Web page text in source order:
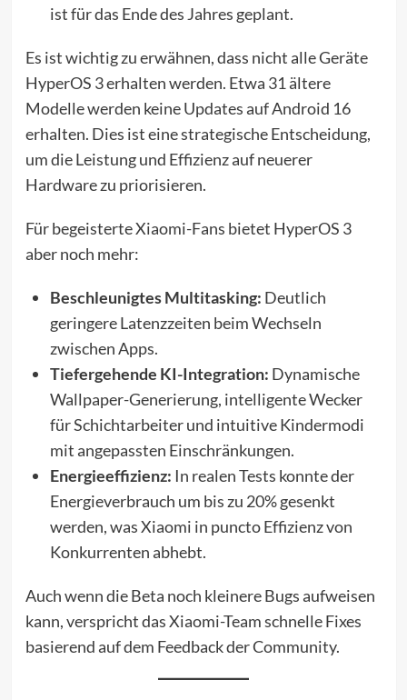
ist für das Ende des Jahres geplant.
Es ist wichtig zu erwähnen, dass nicht alle Geräte
HyperOS 3 erhalten werden. Etwa 31 ältere
Modelle werden keine Updates auf Android 16
erhalten. Dies ist eine strategische Entscheidung,
um die Leistung und Effizienz auf neuerer
Hardware zu priorisieren.
Für begeisterte Xiaomi-Fans bietet HyperOS 3
aber noch mehr:
Beschleunigtes Multitasking: Deutlich
geringere Latenzzeiten beim Wechseln
zwischen Apps.
Tiefergehende KI-Integration: Dynamische
Wallpaper-Generierung, intelligente Wecker
für Schichtarbeiter und intuitive Kindermodi
mit angepassten Einschränkungen.
Energieeffizienz: In realen Tests konnte der
Energieverbrauch um bis zu 20% gesenkt
werden, was Xiaomi in puncto Effizienz von
Konkurrenten abhebt.
Auch wenn die Beta noch kleinere Bugs aufweisen
kann, verspricht das Xiaomi-Team schnelle Fixes
basierend auf dem Feedback der Community.